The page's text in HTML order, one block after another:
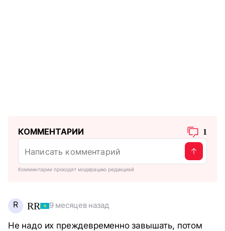
КОММЕНТАРИИ 1
Комментарии проходят модерацию редакцией
R RR 9 месяцев назад
Не надо их преждевременно завышать, потом